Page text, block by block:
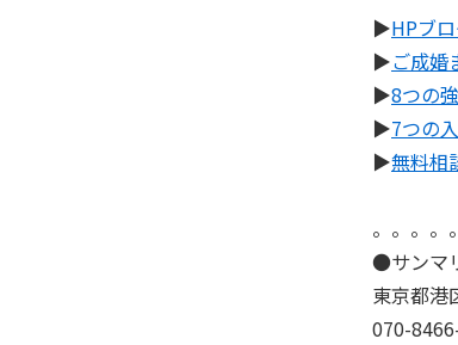
▶HPブ
▶ご成婚
▶8つの
▶7つの
▶無料相
。。。。
●サンマ
東京都港
070-